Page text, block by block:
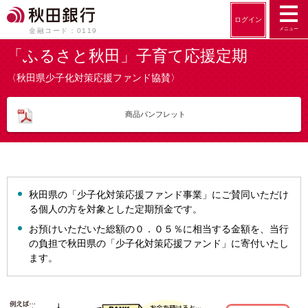
メニュー
ログイン
金融コード：0119
「ふるさと秋田」子育て応援定期
〈秋田県少子化対策応援ファンド協賛〉
商品パンフレット
秋田県の「少子化対策応援ファンド事業」にご賛同いただけ
る個人の方を対象とした定期預金です。
お預けいただいた総額の０．０５％に相当する金額を、当行
の負担で秋田県の「少子化対策応援ファンド」に寄付いたし
ます。